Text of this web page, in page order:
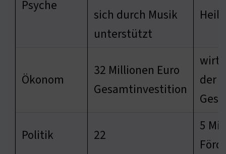
Psyche
sich durch Musik
unterstützt
Ökonom
32 Millionen Euro
Gesamtinvestition
der
Politik 22
5